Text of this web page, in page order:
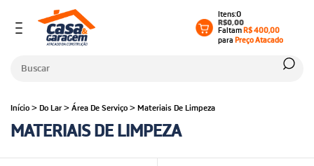
0
R$0,00
FaltamR$ 400,00
paraPreço Atacado
Início > Do Lar > Área De Serviço > Materiais De Limpeza
MATERIAIS DE LIMPEZA